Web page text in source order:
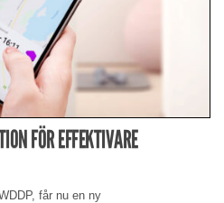
FÖR EFFEKTIVARE
får nu en ny